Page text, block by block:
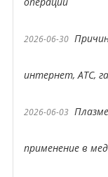
2026-06-30
интернет, АТС,
2026-06-03
применение в